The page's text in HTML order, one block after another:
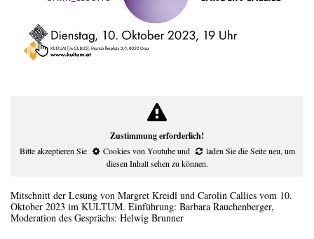
Zustimmung erforderlich!
Bitte akzeptieren Sie Cookies von Youtubeund laden Sie die Seite neu, um
diesen Inhalt sehen zu können.
Mitschnitt der Lesung von Margret Kreidl und Carolin Callies vom 10.
Oktober 2023 im KULTUM. Einführung: Barbara Rauchenberger,
Moderation des Gesprächs: Helwig Brunner